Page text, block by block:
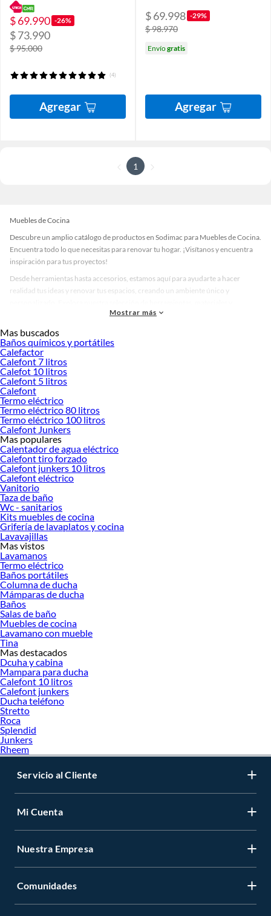
$ 69.990 -26%
$ 73.990
$ 95.000
(4)
Agregar
$ 69.998 -29%
$ 98.970
Envíogratis
Agregar
1
Muebles de Cocina
Descubre un amplio catálogo de productos en Sodimac para Muebles de Cocina.
Encuentra todo lo que necesitas para renovar tu hogar. ¡Visítanos y encuentra
inspiración para tus proyectos!
Desde herramientas hasta accesorios, estamos aquí para ayudarte a hacer
realidad tus ideas y renovar tus espacios, creando un ambiente único y
accesorios de calidad que te ayudarán a crear un espacio más tú.
Desde remodelaciones hasta proyectos de decoración, estamos aquí para hacer
tus ideas realidad. ¡Visítanos y encuentra todo lo que tenemos para ofrecerte en
Muebles de Cocina!
Explora la variedad de productos de Muebles de Cocina en Sodimac
Herramientas, materiales y accesorios de calidad para tus proyectos y
renovación de espacios. ¡Visítanos y descubre todo lo que tenemos para
ofrecerte!
Encuentra una amplia variedad de productos de Muebles de Cocina en Sodimac.
Encuentra todo lo necesario para tus proyectos de renovación y decoración.
¡Visítanos y haz tus ideas realidad!
Mostrar más
Mas buscados
Baños químicos y portátiles
Calefactor
Calefont 7 litros
Calefot 10 litros
Calefont 5 litros
Calefont
Termo eléctrico
Termo eléctrico 80 litros
Termo eléctrico 100 litros
Calefont Junkers
Mas populares
Calentador de agua eléctrico
Calefont tiro forzado
Calefont junkers 10 litros
Calefont eléctrico
Vanitorio
Taza de baño
Wc - sanitarios
Kits muebles de cocina
Grifería de lavaplatos y cocina
Lavavajillas
Mas vistos
Lavamanos
Termo eléctrico
Baños portátiles
Columna de ducha
Mámparas de ducha
Baños
Salas de baño
Muebles de cocina
Lavamano con mueble
Tina
Mas destacados
Dcuha y cabina
Mampara para ducha
Calefont 10 litros
Calefont junkers
Ducha teléfono
Stretto
Roca
Splendid
Junkers
Rheem
Servicio al Cliente
Mi Cuenta
Nuestra Empresa
Comunidades